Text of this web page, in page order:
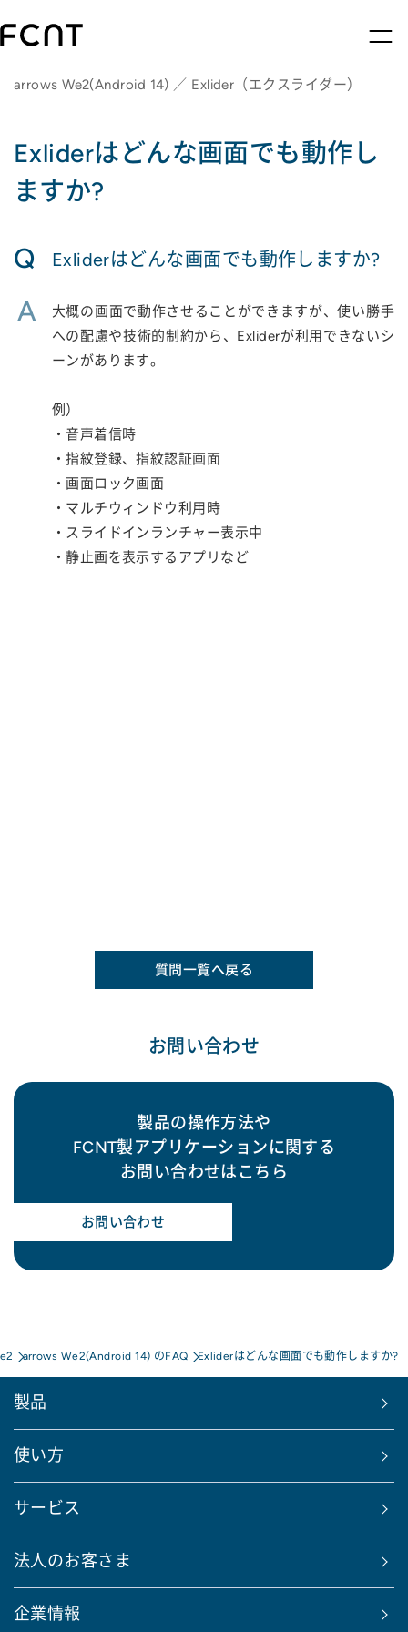
arrows We2(Android 14) ／ Exlider（エクスライダー）
Exliderはどんな画面でも動作し
ますか?
Q Exliderはどんな画面でも動作しますか?
A
大概の画面で動作させることができますが、使い勝手
への配慮や技術的制約から、Exliderが利用できないシ
ーンがあります。
例）
・音声着信時
・指紋登録、指紋認証画面
・画面ロック画面
・マルチウィンドウ利用時
・スライドインランチャー表示中
・静止画を表示するアプリなど
質問一覧へ戻る
お問い合わせ
製品の操作方法や
FCNT製アプリケーションに関する
お問い合わせはこちら
お問い合わせ
arrows We2(Android 14) のFAQ Exliderはどんな画面でも動作しますか?
製品
使い方
サービス
法人のお客さま
企業情報